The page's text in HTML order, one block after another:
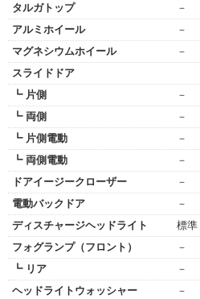
タルガトップ
－
アルミホイール
－
マグネシウムホイール
－
スライドドア
┗ 片側
－
┗ 両側
－
┗ 片側電動
－
┗ 両側電動
－
ドアイージークローザー
－
電動バックドア
－
ディスチャージヘッドライト
標準
フォグランプ（フロント）
－
┗ リア
－
ヘッドライトウォッシャー
－